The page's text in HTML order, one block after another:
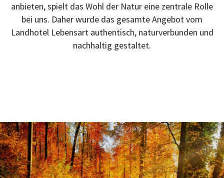
anbieten, spielt das Wohl der Natur eine zentrale Rolle
bei uns. Daher wurde das gesamte Angebot vom
Landhotel Lebensart authentisch, naturverbunden und
nachhaltig gestaltet.